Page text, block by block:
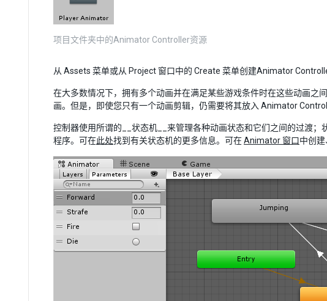
项目文件夹中的Animator Controller资源
从 Assets 菜单或从 Project 窗口中的 Create 菜单创建Animator
在大多数情况下，拥有多个动画并在满足某些游戏条件时在这些动画
画。但是，即使您只有一个动画剪辑，仍需要将其放入 Animator
控制器使用所谓的__状态机__来管理各种动画状态和它们之间的过渡
程序。可在此处找到有关状态机的更多信息。可在Animator 窗口中创